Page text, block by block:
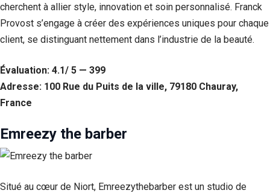
cherchent à allier style, innovation et soin personnalisé. Franck
Provost s’engage à créer des expériences uniques pour chaque
client, se distinguant nettement dans l’industrie de la beauté.
Évaluation: 4.1/ 5 — 399
Adresse: 100 Rue du Puits de la ville, 79180 Chauray,
France
Emreezy the barber
Situé au cœur de Niort, Emreezythebarber est un studio de
Nécessaire
Ces cookies ne
sont pas
nécessaires au
fonctionnement
Statistiques
Afin que
nous
améliorer la